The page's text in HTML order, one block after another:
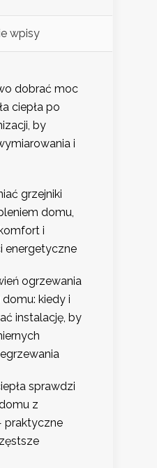
wpisy
dobrać moc
ciepła po
by
i
grzejniki
domu,
i
energetyczne
ogrzewania
kiedy i
instalację, by
sprawdzi
z
praktyczne